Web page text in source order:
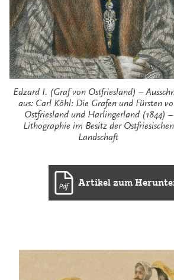
Edzard I. (Graf von Ostfriesland) –
aus: Carl Köhl: Die Grafen und Fürsten
Ostfriesland und Harlingerland (1844) –
Lithographie im Besitz der Ostfriesischen
Landschaft
Artikel zum